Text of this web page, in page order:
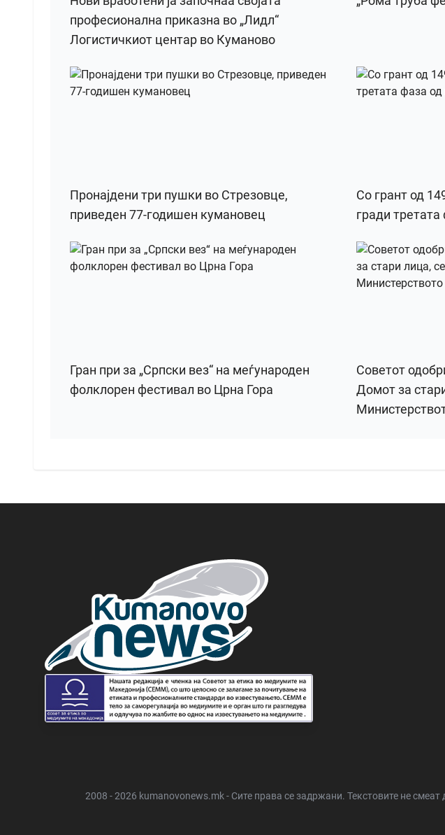
професионална приказна во „Лидл“
Логистичкиот центар во Куманово
Пронајдени три пушки во Стрезовце,
приведен 77-годишен кумановец
Со грант од
гради третата
Гран при за „Српски вез“ на меѓународен
фолклорен фестивал во Црна Гора
Советот
Домот за
2008 - 2026 kumanovonews.mk - Сите права се задржани. Текстовите не